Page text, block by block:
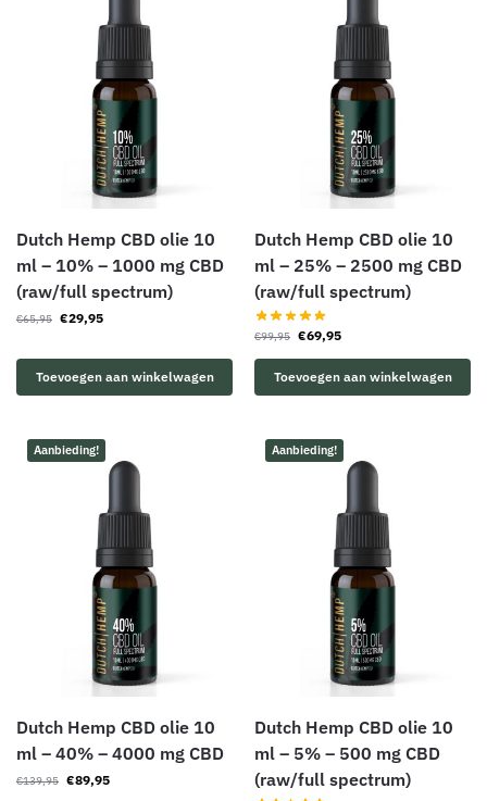
Dutch Hemp CBD olie 10
ml – 10% – 1000 mg CBD
(raw/full spectrum)
€65,95 €29,95
Toevoegen aan winkelwagen
Dutch Hemp CBD olie 10
ml – 25% – 2500 mg CBD
(raw/full spectrum)
€99,95 €69,95
Toevoegen aan winkelwagen
Aanbieding!
Dutch Hemp CBD olie 10
ml – 40% – 4000 mg CBD
€139,95 €89,95
Aanbieding!
Dutch Hemp CBD olie 10
ml – 5% – 500 mg CBD
(raw/full spectrum)